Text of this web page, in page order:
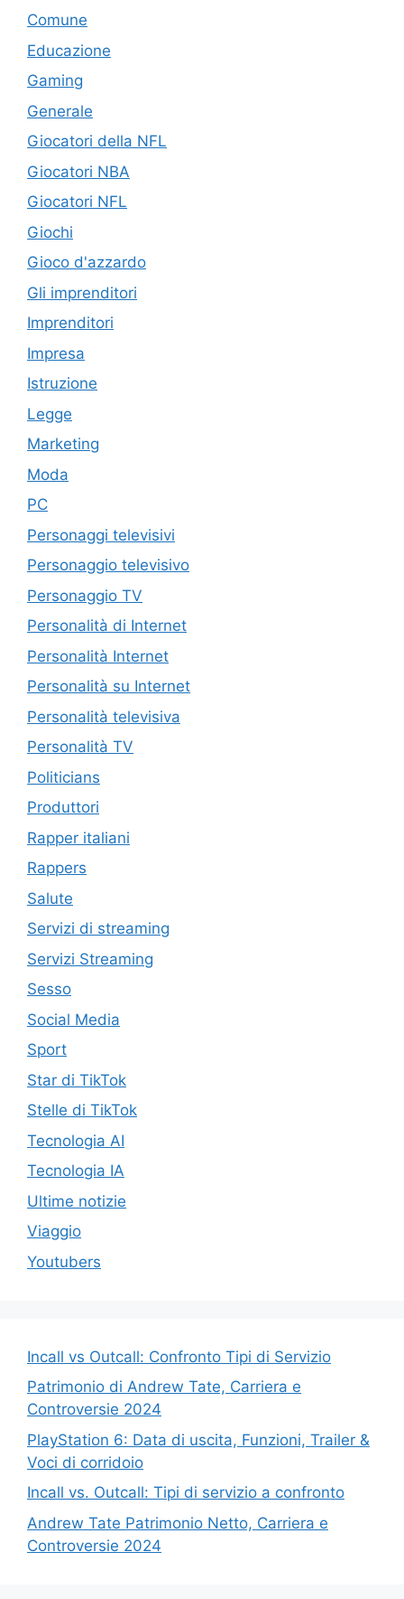
Comune
Educazione
Gaming
Generale
Giocatori della NFL
Giocatori NBA
Giocatori NFL
Giochi
Gioco d'azzardo
Gli imprenditori
Imprenditori
Impresa
Istruzione
Legge
Marketing
Moda
PC
Personaggi televisivi
Personaggio televisivo
Personaggio TV
Personalità di Internet
Personalità Internet
Personalità su Internet
Personalità televisiva
Personalità TV
Politicians
Produttori
Rapper italiani
Rappers
Salute
Servizi di streaming
Servizi Streaming
Sesso
Social Media
Sport
Star di TikTok
Stelle di TikTok
Tecnologia AI
Tecnologia IA
Ultime notizie
Viaggio
Youtubers
Incall vs Outcall: Confronto Tipi di Servizio
Patrimonio di Andrew Tate, Carriera e
Controversie 2024
PlayStation 6: Data di uscita, Funzioni, Trailer &
Voci di corridoio
Incall vs. Outcall: Tipi di servizio a confronto
Andrew Tate Patrimonio Netto, Carriera e
Controversie 2024